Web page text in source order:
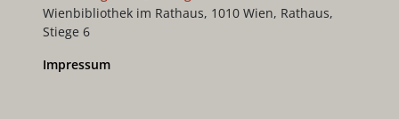
Wienbibliothek im Rathaus, 1010 Wien, Rathaus,
Stiege 6
Impressum